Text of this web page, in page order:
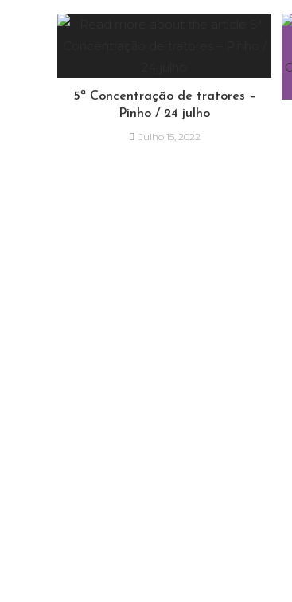
5ª Concentração de tratores –
Pinho / 24 julho
Julho 15, 2022